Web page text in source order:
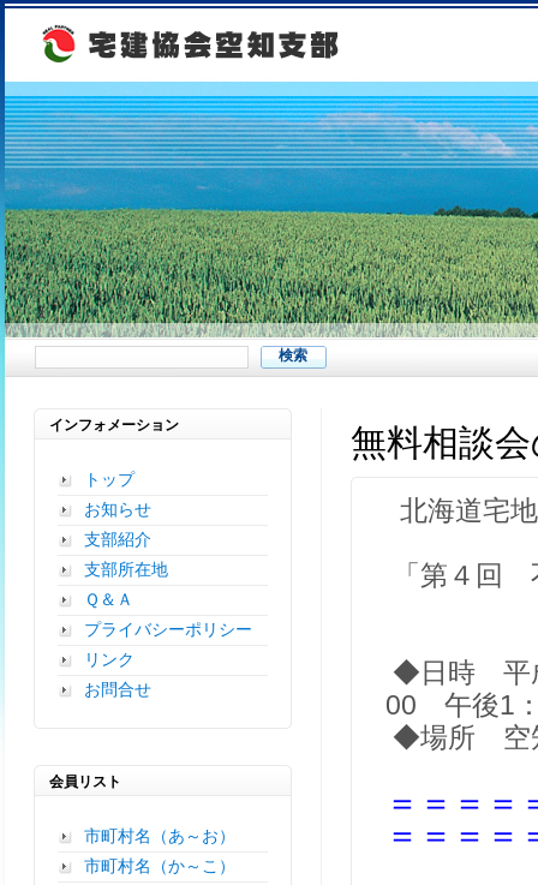
インフォメーション
トップ
お知らせ
支部紹介
支部所在地
Ｑ＆Ａ
プライバシーポリシー
リンク
お問合せ
会員リスト
市町村名（あ～お）
市町村名（か～こ）
無料相談
北海道宅
「第４回
◆日時 平
00 午後1
◆場所 空
＝＝＝＝
＝＝＝＝